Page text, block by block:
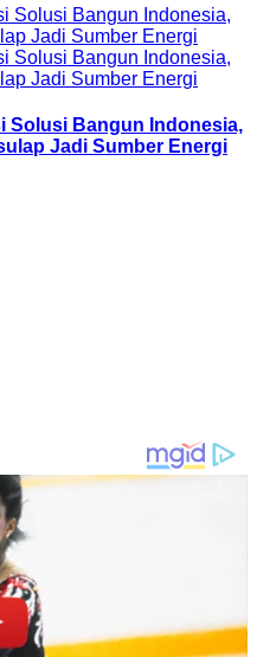
Solusi Bangun Indonesia,
Jadi Sumber Energi